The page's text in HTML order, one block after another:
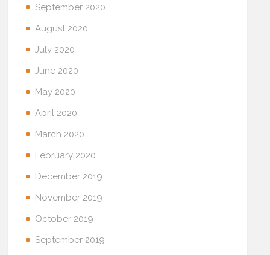
September 2020
August 2020
July 2020
June 2020
May 2020
April 2020
March 2020
February 2020
December 2019
November 2019
October 2019
September 2019